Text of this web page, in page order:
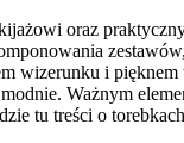
oraz
wizerunku i
Ważnym
tu treści o